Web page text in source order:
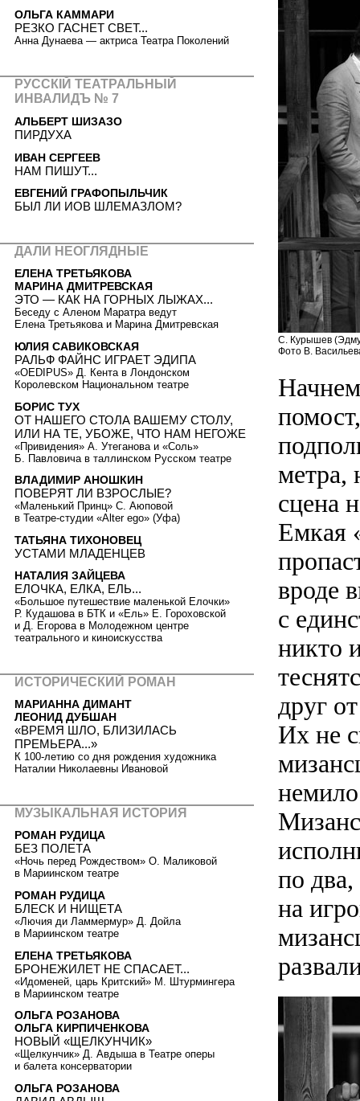
С. Курышев
Фото В.
метра,
сцена
Емкая
вроде
с
никто
друг
Их не
по
на
ОЛЬГА КАММАРИ
РЕЗКО ГАСНЕТ СВЕТ...
Анна Дунаева — актриса Театра Поколений
РУССКIЙ ТЕАТРАЛЬНЫЙ
ИНВАЛИДЪ № 7
АЛЬБЕРТ ШИЗАЗО
ПИРДУХА
ИВАН СЕРГЕЕВ
НАМ ПИШУТ...
ЕВГЕНИЙ ГРАФОПЫЛЬЧИК
БЫЛ ЛИ ИОВ ШЛЕМАЗЛОМ?
ДАЛИ НЕОГЛЯДНЫЕ
ЕЛЕНА ТРЕТЬЯКОВА
МАРИНА ДМИТРЕВСКАЯ
ЭТО — КАК НА ГОРНЫХ ЛЫЖАХ...
Беседу с Аленом Маратра ведут
Елена Третьякова и Марина Дмитревская
ЮЛИЯ САВИКОВСКАЯ
РАЛЬФ ФАЙНС ИГРАЕТ ЭДИПА
«OEDIPUS» Д. Кента в Лондонском
Королевском Национальном театре
БОРИС ТУХ
ОТ НАШЕГО СТОЛА ВАШЕМУ СТОЛУ,
ИЛИ НА ТЕ, УБОЖЕ, ЧТО НАМ НЕГОЖЕ
«Привидения» А. Утеганова и «Соль»
Б. Павловича в таллинском Русском театре
ВЛАДИМИР АНОШКИН
ПОВЕРЯТ ЛИ ВЗРОСЛЫЕ?
«Маленький Принц» С. Аюповой
в Театре-студии «Alter ego» (Уфа)
ТАТЬЯНА ТИХОНОВЕЦ
УСТАМИ МЛАДЕНЦЕВ
НАТАЛИЯ ЗАЙЦЕВА
ЕЛОЧКА, ЕЛКА, ЕЛЬ...
«Большое путешествие маленькой Елочки»
Р. Кудашова в БТК и «Ель» Е. Гороховской
и Д. Егорова в Молодежном центре
театрального и киноискусства
ИСТОРИЧЕСКИЙ РОМАН
МАРИАННА ДИМАНТ
ЛЕОНИД ДУБШАН
«ВРЕМЯ ШЛО, БЛИЗИЛАСЬ
ПРЕМЬЕРА...»
К 100-летию со дня рождения художника
Наталии Николаевны Ивановой
МУЗЫКАЛЬНАЯ ИСТОРИЯ
РОМАН РУДИЦА
БЕЗ ПОЛЕТА
«Ночь перед Рождеством» О. Маликовой
в Мариинском театре
РОМАН РУДИЦА
БЛЕСК И НИЩЕТА
«Лючия ди Ламмермур» Д. Дойла
в Мариинском театре
ЕЛЕНА ТРЕТЬЯКОВА
БРОНЕЖИЛЕТ НЕ СПАСАЕТ...
«Идоменей, царь Критский» М. Штурмингера
в Мариинском театре
ОЛЬГА РОЗАНОВА
ОЛЬГА КИРПИЧЕНКОВА
НОВЫЙ «ЩЕЛКУНЧИК»
«Щелкунчик» Д. Авдыша в Театре оперы
и балета консерватории
ОЛЬГА РОЗАНОВА